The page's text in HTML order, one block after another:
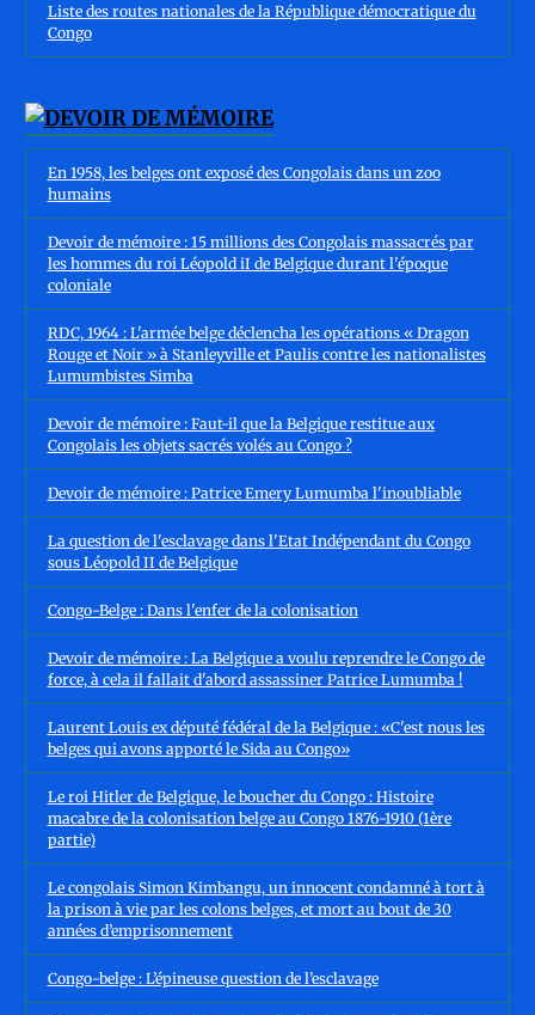
Liste des routes nationales de la République démocratique du
Congo
En 1958, les belges ont exposé des Congolais dans un zoo
humains
Devoir de mémoire : 15 millions des Congolais massacrés par
les hommes du roi Léopold iI de Belgique durant l'époque
coloniale
RDC, 1964 : L'armée belge déclencha les opérations « Dragon
Rouge et Noir » à Stanleyville et Paulis contre les nationalistes
Lumumbistes Simba
Devoir de mémoire : Faut-il que la Belgique restitue aux
Congolais les objets sacrés volés au Congo ?
Devoir de mémoire : Patrice Emery Lumumba l'inoubliable
La question de l'esclavage dans l'Etat Indépendant du Congo
sous Léopold II de Belgique
Congo-Belge : Dans l'enfer de la colonisation
Devoir de mémoire : La Belgique a voulu reprendre le Congo de
force, à cela il fallait d'abord assassiner Patrice Lumumba !
Laurent Louis ex député fédéral de la Belgique : «C'est nous les
belges qui avons apporté le Sida au Congo»
Le roi Hitler de Belgique, le boucher du Congo : Histoire
macabre de la colonisation belge au Congo 1876-1910 (1ère
partie)
Le congolais Simon Kimbangu, un innocent condamné à tort à
la prison à vie par les colons belges, et mort au bout de 30
années d’emprisonnement
Congo-belge : L’épineuse question de l’esclavage